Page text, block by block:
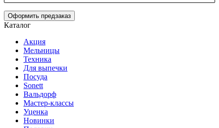
Оформить предзаказ
Каталог
Акция
Мельницы
Техника
Для выпечки
Посуда
Sonett
Вальдорф
Мастер-классы
Уценка
Новинки